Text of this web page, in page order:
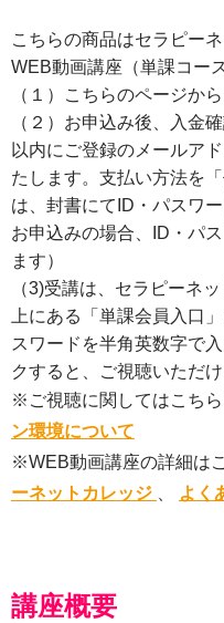
こちらの商品はセラピー
WEB動画講座（単課コー
（１）こちらのページか
（２）お申込み後、入金
以内にご登録のメールア
たします。支払い方法を
は、封書にてID・パスワ
お申込みの場合、ID・パ
ます）
（3)受講は、セラピーネ
上にある「単課会員入口
スワードを半角英数字で
クすると、ご視聴いただけ
※ご視聴に関してはこち
ン環境について
※WEB動画講座の詳細は
ーネットカレッジ
よく
講座概要